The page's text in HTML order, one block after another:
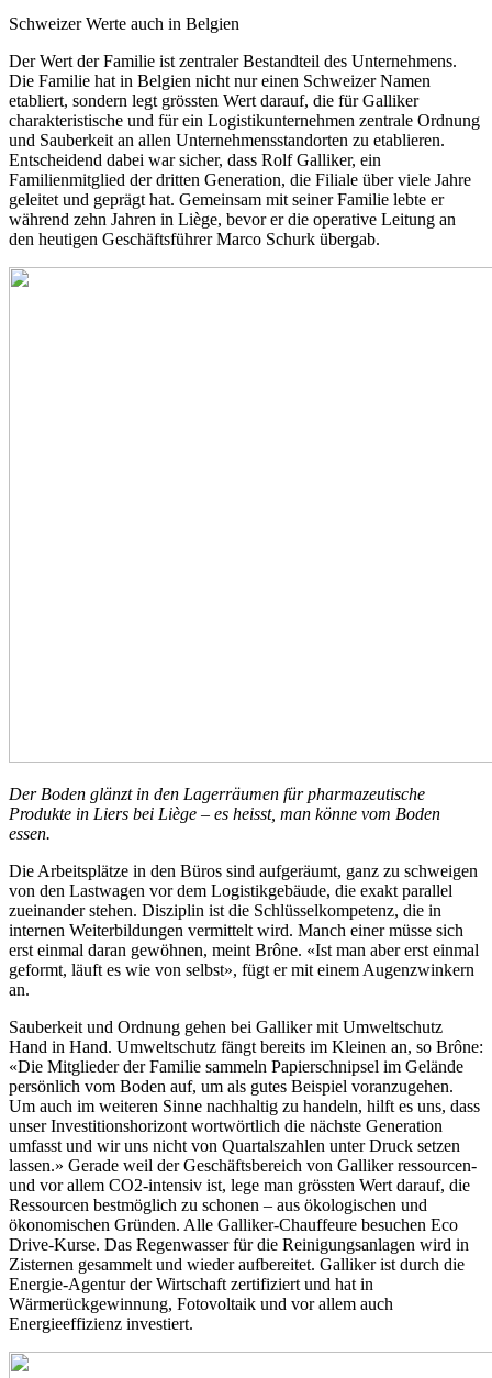
Schweizer Werte auch in Belgien
Der Wert der Familie ist zentraler Bestandteil des Unternehmens.
Die Familie hat in Belgien nicht nur einen Schweizer Namen
etabliert, sondern legt grössten Wert darauf, die für Galliker
charakteristische und für ein Logistikunternehmen zentrale Ordnung
und Sauberkeit an allen Unternehmensstandorten zu etablieren.
Entscheidend dabei war sicher, dass Rolf Galliker, ein
Familienmitglied der dritten Generation, die Filiale über viele Jahre
geleitet und geprägt hat. Gemeinsam mit seiner Familie lebte er
während zehn Jahren in Liège, bevor er die operative Leitung an
den heutigen Geschäftsführer Marco Schurk übergab.
Der Boden glänzt in den Lagerräumen für pharmazeutische
Produkte in Liers bei Liège – es heisst, man könne vom Boden
essen.
Die Arbeitsplätze in den Büros sind aufgeräumt, ganz zu schweigen
von den Lastwagen vor dem Logistikgebäude, die exakt parallel
zueinander stehen. Disziplin ist die Schlüsselkompetenz, die in
internen Weiterbildungen vermittelt wird. Manch einer müsse sich
erst einmal daran gewöhnen, meint Brône. «Ist man aber erst einmal
geformt, läuft es wie von selbst», fügt er mit einem Augenzwinkern
an.
Sauberkeit und Ordnung gehen bei Galliker mit Umweltschutz
Hand in Hand. Umweltschutz fängt bereits im Kleinen an, so Brône:
«Die Mitglieder der Familie sammeln Papierschnipsel im Gelände
persönlich vom Boden auf, um als gutes Beispiel voranzugehen.
Um auch im weiteren Sinne nachhaltig zu handeln, hilft es uns, dass
unser Investitionshorizont wortwörtlich die nächste Generation
umfasst und wir uns nicht von Quartalszahlen unter Druck setzen
lassen.» Gerade weil der Geschäftsbereich von Galliker ressourcen-
und vor allem CO2-intensiv ist, lege man grössten Wert darauf, die
Ressourcen bestmöglich zu schonen – aus ökologischen und
ökonomischen Gründen. Alle Galliker-Chauffeure besuchen Eco
Drive-Kurse. Das Regenwasser für die Reinigungsanlagen wird in
Zisternen gesammelt und wieder aufbereitet. Galliker ist durch die
Energie-Agentur der Wirtschaft zertifiziert und hat in
Wärmerückgewinnung, Fotovoltaik und vor allem auch
Energieeffizienz investiert.